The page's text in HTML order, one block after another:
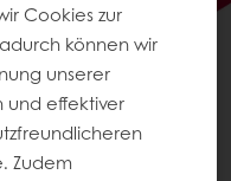
Cookies zur
können wir
unserer
und effektiver
Zudem